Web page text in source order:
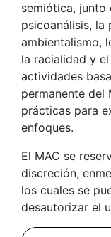
semiótica,
psicoanálisis, la
ambientalismo,
la racialidad y
actividades
permanente del
prácticas para
enfoques.
El MAC se
discreción,
los cuales se
desautorizar el